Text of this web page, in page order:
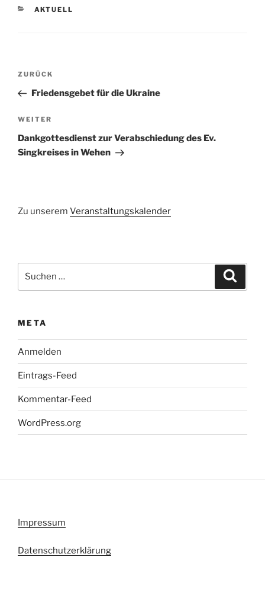
KATEGORIEN
AKTUELL
Beitragsnavigation
Vorheriger
Beitrag
ZURÜCK
Friedensgebet für die Ukraine
Nächster
Beitrag
WEITER
Dankgottesdienst zur Verabschiedung des Ev.
Singkreises in Wehen
Zu unserem Veranstaltungskalender
nach:
META
Anmelden
Eintrags-Feed
Kommentar-Feed
WordPress.org
Impressum
Datenschutzerklärung